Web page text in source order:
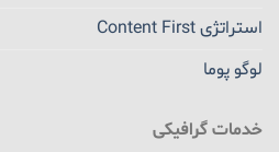
استراتژی Content First
لوگو پوما
خدمات گرافیکی